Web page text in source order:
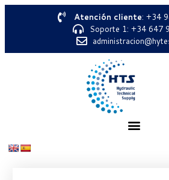
Atención cliente: +34
Soporte 1: +34 647